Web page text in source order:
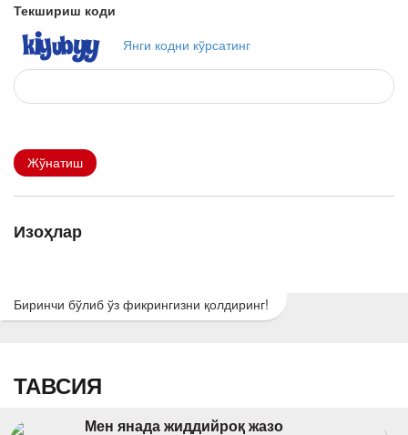
Текшириш коди
Янги кодни кўрсатинг
Жўнатиш
Изоҳлар
Биринчи бўлиб ўз фикрингизни қолдиринг!
ТАВСИЯ
Мен янада жиддийроқ жазо